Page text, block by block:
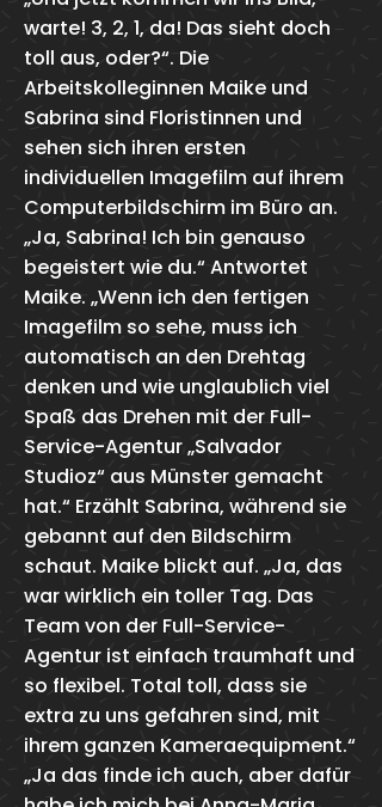
warte! 3, 2, 1, da! Das sieht doch
toll aus, oder?“. Die
Arbeitskolleginnen Maike und
Sabrina sind Floristinnen und
sehen sich ihren ersten
individuellen Imagefilm auf ihrem
Computerbildschirm im Büro an.
„Ja, Sabrina! Ich bin genauso
begeistert wie du.“ Antwortet
Maike. „Wenn ich den fertigen
Imagefilm so sehe, muss ich
automatisch an den Drehtag
denken und wie unglaublich viel
Spaß das Drehen mit der Full-
Service-Agentur „Salvador
Studioz“ aus Münster gemacht
hat.“ Erzählt Sabrina, während sie
gebannt auf den Bildschirm
schaut. Maike blickt auf. „Ja, das
war wirklich ein toller Tag. Das
Team von der Full-Service-
Agentur ist einfach traumhaft und
so flexibel. Total toll, dass sie
extra zu uns gefahren sind, mit
ihrem ganzen Kameraequipment.“
„Ja das finde ich auch, aber dafür